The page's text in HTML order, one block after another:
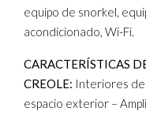
equipo de snorkel,
acondicionado, Wi-Fi.
CARACTERÍSTICAS
CREOLE: Interiores de
espacio exterior –